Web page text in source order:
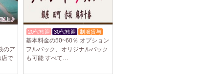
のア
店で
20代歓迎 30代歓迎 制服貸与
基本料金の50~60％ オプション
フルバック、オリジナルバック
も可能 すべて…